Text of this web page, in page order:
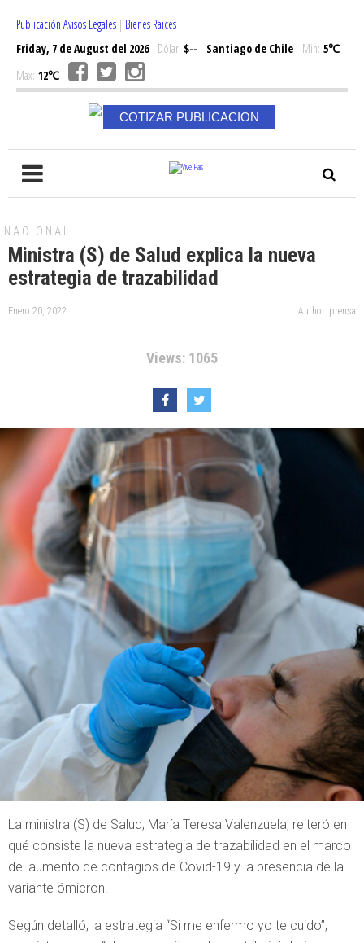
Publicación Avisos Legales | Bienes Raices
Friday, 7 de August del 2026Dólar: $-- Santiago de Chile Min: 5℃
Max: 12℃
COTIZAR PUBLICACION
NACIONAL
Ministra (S) de Salud explica la nueva
estrategia de trazabilidad
Enero 20, 2022 Author: prensa
Views: 1065
La ministra (S) de Salud, María Teresa Valenzuela, reiteró en
qué consiste la nueva estrategia de trazabilidad en el marco
del aumento de contagios de Covid-19 y la presencia de la
variante ómicron.
Según detalló, la estrategia “Si me enfermo yo te cuido”,